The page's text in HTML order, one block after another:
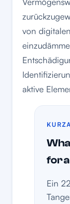
von
aktive
for
Ein